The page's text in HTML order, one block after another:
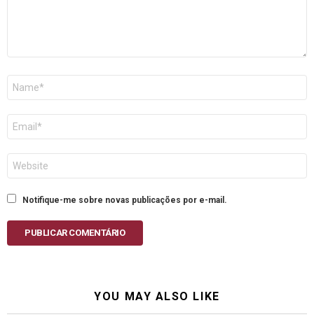
mail
Notifique-me sobre novas publicações por e-mail.
PUBLICAR COMENTÁRIO
YOU MAY ALSO LIKE